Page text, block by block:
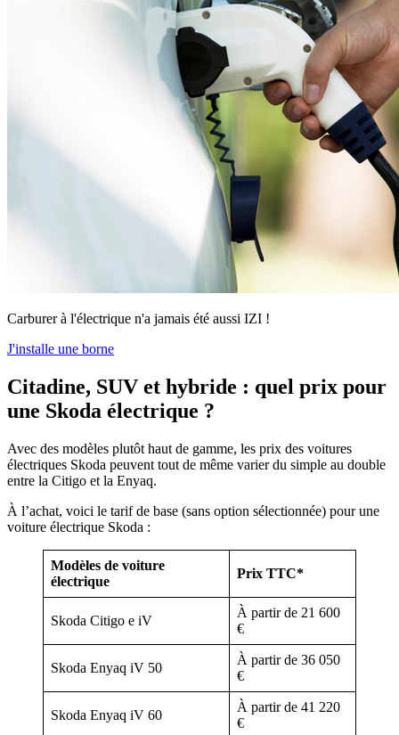
Carburer à l'électrique n'a jamais été aussi IZI !
J'installe une borne
Citadine, SUV et hybride : quel prix pour
une Skoda électrique ?
Avec des modèles plutôt haut de gamme, les prix des voitures
électriques Skoda peuvent tout de même varier du simple au double
entre la Citigo et la Enyaq.
À l’achat, voici le tarif de base (sans option sélectionnée) pour une
voiture électrique Skoda :
Modèles de voiture
électrique
Prix TTC*
Skoda Citigo e iV
À partir de 21 600
€
Skoda Enyaq iV 50
À partir de 36 050
€
Skoda Enyaq iV 60
À partir de 41 220
€